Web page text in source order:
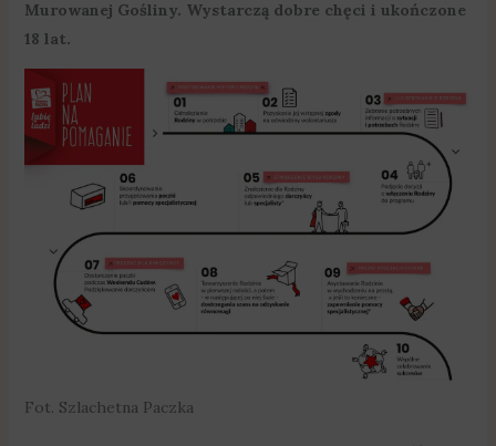
Murowanej Gośliny. Wystarczą dobre chęci i ukończone
18 lat.
Fot. Szlachetna Paczka